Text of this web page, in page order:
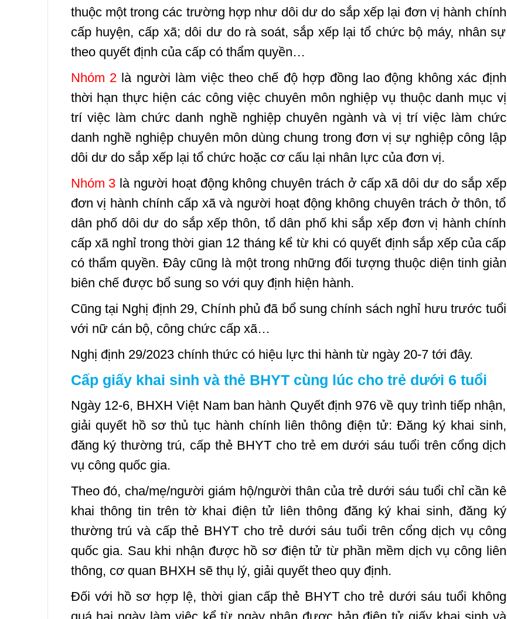
thuộc một trong các trường hợp như dôi dư do sắp xếp lại đơn vị hành chính
cấp huyện, cấp xã; dôi dư do rà soát, sắp xếp lại tổ chức bộ máy, nhân sự
theo quyết định của cấp có thẩm quyền…
Nhóm 2 là người làm việc theo chế độ hợp đồng lao động không xác định
thời hạn thực hiện các công việc chuyên môn nghiệp vụ thuộc danh mục vị
trí việc làm chức danh nghề nghiệp chuyên ngành và vị trí việc làm chức
danh nghề nghiệp chuyên môn dùng chung trong đơn vị sự nghiệp công lập
dôi dư do sắp xếp lại tổ chức hoặc cơ cấu lại nhân lực của đơn vị.
Nhóm 3 là người hoạt động không chuyên trách ở cấp xã dôi dư do sắp xếp
đơn vị hành chính cấp xã và người hoạt động không chuyên trách ở thôn, tổ
dân phố dôi dư do sắp xếp thôn, tổ dân phố khi sắp xếp đơn vị hành chính
cấp xã nghỉ trong thời gian 12 tháng kể từ khi có quyết định sắp xếp của cấp
có thẩm quyền. Đây cũng là một trong những đối tượng thuộc diện tinh giản
biên chế được bổ sung so với quy định hiện hành.
Cũng tại Nghị định 29, Chính phủ đã bổ sung chính sách nghỉ hưu trước tuổi
với nữ cán bộ, công chức cấp xã…
Nghị định 29/2023 chính thức có hiệu lực thi hành từ ngày 20-7 tới đây.
Cấp giấy khai sinh và thẻ BHYT cùng lúc cho trẻ dưới 6 tuổi
Ngày 12-6, BHXH Việt Nam ban hành Quyết định 976 về quy trình tiếp nhận,
giải quyết hồ sơ thủ tục hành chính liên thông điện tử: Đăng ký khai sinh,
đăng ký thường trú, cấp thẻ BHYT cho trẻ em dưới sáu tuổi trên cổng dịch
vụ công quốc gia.
Theo đó, cha/mẹ/người giám hộ/người thân của trẻ dưới sáu tuổi chỉ cần kê
khai thông tin trên tờ khai điện tử liên thông đăng ký khai sinh, đăng ký
thường trú và cấp thẻ BHYT cho trẻ dưới sáu tuổi trên cổng dịch vụ công
quốc gia. Sau khi nhận được hồ sơ điện tử từ phần mềm dịch vụ công liên
thông, cơ quan BHXH sẽ thụ lý, giải quyết theo quy định.
Đối với hồ sơ hợp lệ, thời gian cấp thẻ BHYT cho trẻ dưới sáu tuổi không